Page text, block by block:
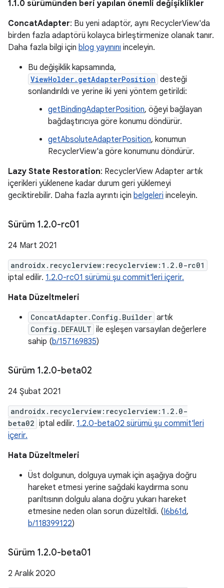
1.1.0 sürümünden beri yapılan önemli değişiklikler
ConcatAdapter: Bu yeni adaptör, aynı RecyclerView'da
birden fazla adaptörü kolayca birleştirmenize olanak tanır.
Daha fazla bilgi için blog yayınını inceleyin.
Bu değişiklik kapsamında,
ViewHolder.getAdapterPosition desteği
sonlandırıldı ve yerine iki yeni yöntem getirildi:
getBindingAdapterPosition, öğeyi bağlayan
bağdaştırıcıya göre konumu döndürür.
getAbsoluteAdapterPosition, konumun
RecyclerView'a göre konumunu döndürür.
Lazy State Restoration: RecyclerView Adapter artık
içerikleri yüklenene kadar durum geri yüklemeyi
geciktirebilir. Daha fazla ayrıntı için belgeleri inceleyin.
Sürüm 1.2.0-rc01
24 Mart 2021
androidx.recyclerview:recyclerview:1.2.0-rc01
iptal edilir. 1.2.0-rc01 sürümü şu commit'leri içerir.
Hata Düzeltmeleri
ConcatAdapter.Config.Builder artık
Config.DEFAULT ile eşleşen varsayılan değerlere
sahip (b/157169835)
Sürüm 1.2.0-beta02
24 Şubat 2021
androidx.recyclerview:recyclerview:1.2.0-
beta02 iptal edilir. 1.2.0-beta02 sürümü şu commit'leri
içerir.
Hata Düzeltmeleri
Üst dolgunun, dolguya uymak için aşağıya doğru
hareket etmesi yerine sağdaki kaydırma sonu
parıltısının dolgulu alana doğru yukarı hareket
etmesine neden olan sorun düzeltildi. (I6b61d,
b/118399122)
Sürüm 1.2.0-beta01
2 Aralık 2020